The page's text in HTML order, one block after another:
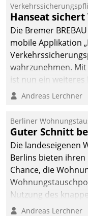
Hanseat
Die Bremer
mobile Applikation
wahrzunehmen.
ist nun ein weiteres
Einsatz.
Andreas Lerchner
Berliner
Guter Schnitt
Die landeseigenen
Berlins bieten
Chance, die
Nutzung des
Anwendungsfall für
Andreas Lerchner